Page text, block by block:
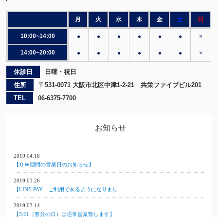
月 火 水 木 金 土 日
10:00~14:00 ● ● ● ● ● ● ×
14:00~20:00 ● ● ● ● ● ● ×
休診日
日曜・祝日
住所
〒531-0071 大阪市北区中津1-2-21 共栄ファイブビル201
TEL
06-6375-7700
お知らせ
2019.04.18
【ＧＷ期間の営業日のお知らせ】
2019.03.26
【LINE PAY ご利用できるようになりまし…
2019.03.14
【3/21（春分の日）は通常営業致します】